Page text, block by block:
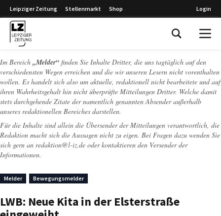
Leipziger Zeitung Stellenmarkt Shop Login
Im Bereich „Melder“ finden Sie Inhalte Dritter, die uns tagtäglich auf den
verschiedensten Wegen erreichen und die wir unseren Lesern nicht vorenthalten
wollen. Es handelt sich also um aktuelle, redaktionell nicht bearbeitete und auf
ihren Wahrheitsgehalt hin nicht überprüfte Mitteilungen Dritter. Welche damit
stets durchgehende Zitate der namentlich genannten Absender außerhalb
unseres redaktionellen Bereiches darstellen.
Für die Inhalte sind allein die Übersender der Mitteilungen verantwortlich, die
Redaktion macht sich die Aussagen nicht zu eigen. Bei Fragen dazu wenden Sie
sich gern an redaktion@l-iz.de oder kontaktieren den Versender der
Informationen.
Melder Bewegungsmelder
LWB: Neue Kita in der Elsterstraße